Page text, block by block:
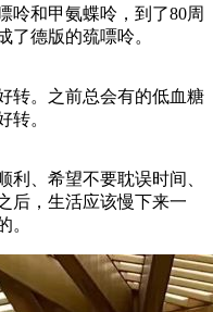
呤和甲氨蝶呤，到了80周
了德版的巯嘌呤。
转。之前总会有的低血糖
转。
利、希望不要耽误时间、
，生活应该慢下来一
。